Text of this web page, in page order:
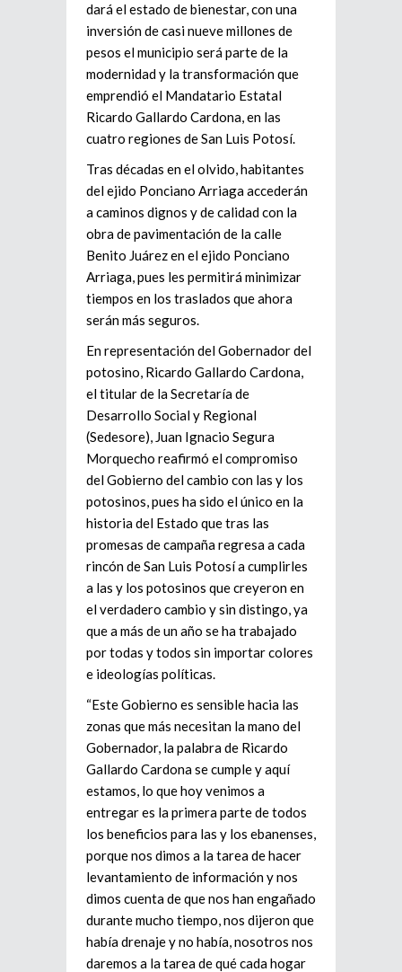
dará el estado de bienestar, con una
inversión de casi nueve millones de
pesos el municipio será parte de la
modernidad y la transformación que
emprendió el Mandatario Estatal
Ricardo Gallardo Cardona, en las
cuatro regiones de San Luis Potosí.
Tras décadas en el olvido, habitantes
del ejido Ponciano Arriaga accederán
a caminos dignos y de calidad con la
obra de pavimentación de la calle
Benito Juárez en el ejido Ponciano
Arriaga, pues les permitirá minimizar
tiempos en los traslados que ahora
serán más seguros.
En representación del Gobernador del
potosino, Ricardo Gallardo Cardona,
el titular de la Secretaría de
Desarrollo Social y Regional
(Sedesore), Juan Ignacio Segura
Morquecho reafirmó el compromiso
del Gobierno del cambio con las y los
potosinos, pues ha sido el único en la
historia del Estado que tras las
promesas de campaña regresa a cada
rincón de San Luis Potosí a cumplirles
a las y los potosinos que creyeron en
el verdadero cambio y sin distingo, ya
que a más de un año se ha trabajado
por todas y todos sin importar colores
e ideologías políticas.
“Este Gobierno es sensible hacia las
zonas que más necesitan la mano del
Gobernador, la palabra de Ricardo
Gallardo Cardona se cumple y aquí
estamos, lo que hoy venimos a
entregar es la primera parte de todos
los beneficios para las y los ebanenses,
porque nos dimos a la tarea de hacer
levantamiento de información y nos
dimos cuenta de que nos han engañado
durante mucho tiempo, nos dijeron que
había drenaje y no había, nosotros nos
daremos a la tarea de qué cada hogar